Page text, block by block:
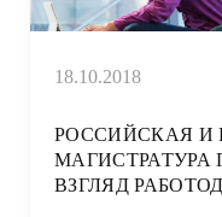
18.10.2018
РОССИЙСКАЯ И
ВЗГЛЯД